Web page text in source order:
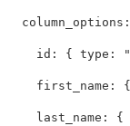
column_options :
id : { type : "
first_name : {
last_name : {